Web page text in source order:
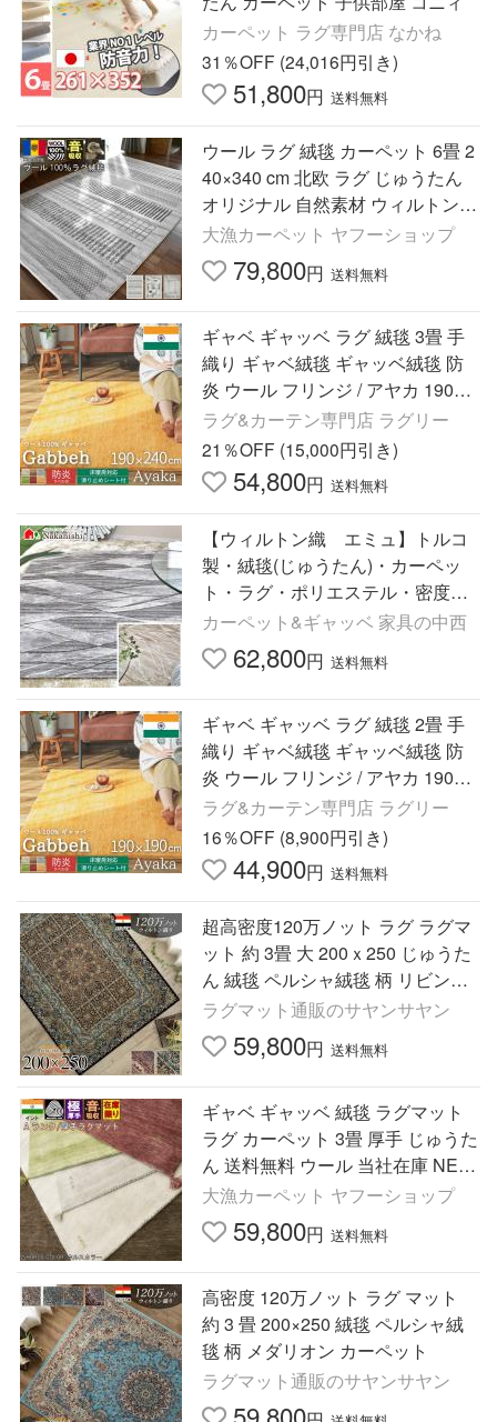
カーペット ラグ専門店 なかね
31％OFF (24,016円引き)
51,800円 送料無料
ウール ラグ 絨毯 カーペット 6畳 2
40×340 cm 北欧 ラグ じゅうたん
オリジナル 自然素材 ウィルトン織
ナチュラル ギャッベ模様 当社在庫
(モツカ240×340)
大漁カーペット ヤフーショップ
79,800円 送料無料
ギャベ ギャッベ ラグ 絨毯 3畳 手
織り ギャベ絨毯 ギャッベ絨毯 防
炎 ウール フリンジ / アヤカ 190×2
40 cm
ラグ&カーテン専門店 ラグリー
21％OFF (15,000円引き)
54,800円 送料無料
【ウィルトン織 エミュ】トルコ
製・絨毯(じゅうたん)・カーペッ
ト・ラグ・ポリエステル・密度約2
4万ノット Globe ディーパス
カーペット&ギャッベ 家具の中西
62,800円 送料無料
ギャベ ギャッベ ラグ 絨毯 2畳 手
織り ギャベ絨毯 ギャッベ絨毯 防
炎 ウール フリンジ / アヤカ 190×1
90cm
ラグ&カーテン専門店 ラグリー
16％OFF (8,900円引き)
44,900円 送料無料
超高密度120万ノット ラグ ラグマ
ット 約 3畳 大 200ｘ250 じゅうた
ん 絨毯 ペルシャ絨毯 柄 リビング
カーペット
ラグマット通販のサヤンサヤン
59,800円 送料無料
ギャベ ギャッベ 絨毯 ラグマット
ラグ カーペット 3畳 厚手 じゅうた
ん 送料無料 ウール 当社在庫 NEW
(ギャッベ2/200x250) 約3畳 200x2
50cm
大漁カーペット ヤフーショップ
59,800円 送料無料
高密度 120万ノット ラグ マット
約 3 畳 200×250 絨毯 ペルシャ絨
毯 柄 メダリオン カーペット
ラグマット通販のサヤンサヤン